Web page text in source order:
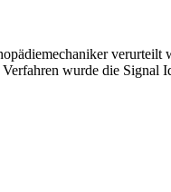
verurteilt
wurde die